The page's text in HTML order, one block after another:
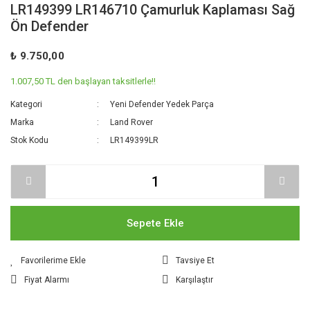
LR149399 LR146710 Çamurluk Kaplaması Sağ
Ön Defender
₺ 9.750,00
1.007,50 TL den başlayan taksitlerle!!
Kategori
Yeni Defender Yedek Parça
Marka
Land Rover
Stok Kodu
LR149399LR
Sepete Ekle
Tavsiye Et
Fiyat Alarmı
Karşılaştır